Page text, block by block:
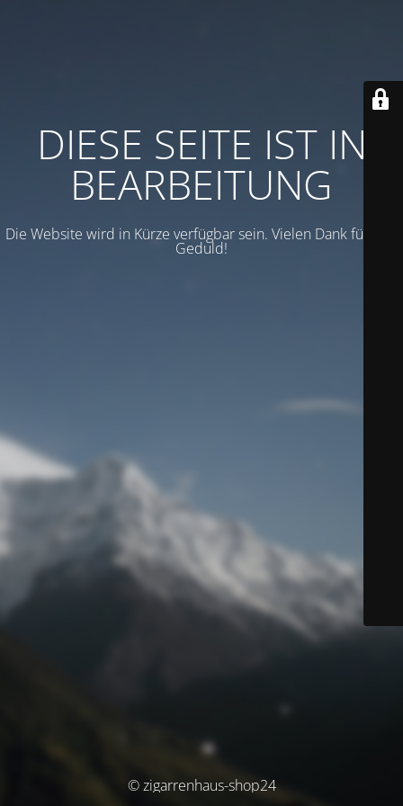
DIESE SEITE IST IN
BEARBEITUNG
Die Website wird in Kürze verfügbar sein. Vielen Dank für Ihre
Geduld!
© zigarrenhaus-shop24